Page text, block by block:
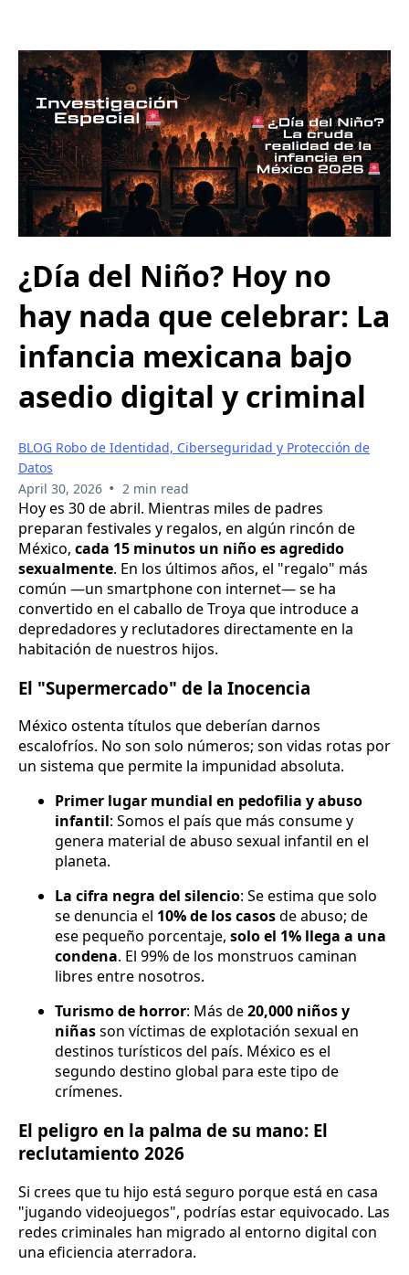
¿Día del Niño? Hoy no
hay nada que celebrar: La
infancia mexicana bajo
asedio digital y criminal
BLOG Robo de Identidad, Ciberseguridad y Protección de
Datos
April 30, 2026 • 2 min read
Hoy es 30 de abril. Mientras miles de padres
preparan festivales y regalos, en algún rincón de
México, cada 15 minutos un niño es agredido
sexualmente. En los últimos años, el "regalo" más
común —un smartphone con internet— se ha
convertido en el caballo de Troya que introduce a
depredadores y reclutadores directamente en la
habitación de nuestros hijos.
El "Supermercado" de la Inocencia
México ostenta títulos que deberían darnos
escalofríos. No son solo números; son vidas rotas por
un sistema que permite la impunidad absoluta.
Primer lugar mundial en pedofilia y abuso
infantil: Somos el país que más consume y
genera material de abuso sexual infantil en el
planeta.
La cifra negra del silencio: Se estima que solo
se denuncia el 10% de los casosde abuso; de
ese pequeño porcentaje, solo el 1% llega a una
condena. El 99% de los monstruos caminan
libres entre nosotros.
Turismo de horror: Más de20,000 niños y
niñasson víctimas de explotación sexual en
destinos turísticos del país. México es el
segundo destino global para este tipo de
crímenes.
El peligro en la palma de su mano: El
reclutamiento 2026
Si crees que tu hijo está seguro porque está en casa
"jugando videojuegos", podrías estar equivocado. Las
redes criminales han migrado al entorno digital con
una eficiencia aterradora.